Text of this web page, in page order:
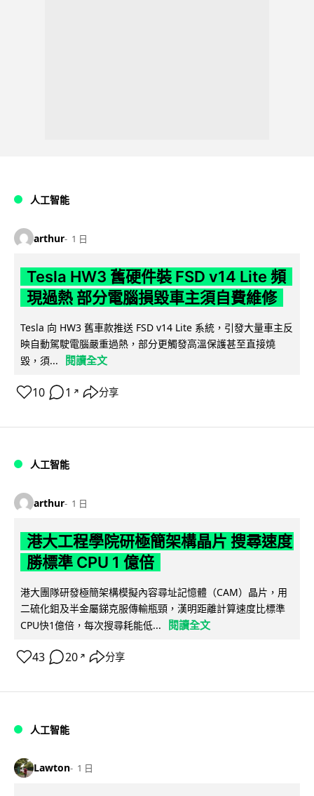
人工智能
arthur 1 日
Tesla HW3 舊硬件裝 FSD v14 Lite 頻
現過熱 部分電腦損毀車主須自費維修
Tesla 向 HW3 舊車款推送 FSD v14 Lite 系統，引發大量車主反
映自動駕駛電腦嚴重過熱，部分更觸發高溫保護甚至直接燒
毀，須...
閱讀全文
10 1 ↗ 分享
人工智能
arthur 1 日
港大工程學院研極簡架構晶片 搜尋速度
勝標準 CPU 1 億倍
港大團隊研發極簡架構模擬內容尋址記憶體（CAM）晶片，用
二硫化鉬及半金屬銻克服傳輸瓶頸，漢明距離計算速度比標準
CPU快1億倍，每次搜尋耗能低...
閱讀全文
43 20 ↗ 分享
人工智能
Lawton 1 日